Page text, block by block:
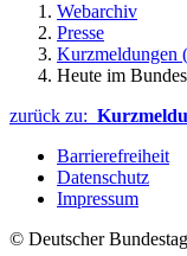
Webarchiv
Presse
Kurzmeldungen
Heute im
zurück zu:
Barrierefreiheit
Datenschutz
Impressum
© Deutscher Bundestag